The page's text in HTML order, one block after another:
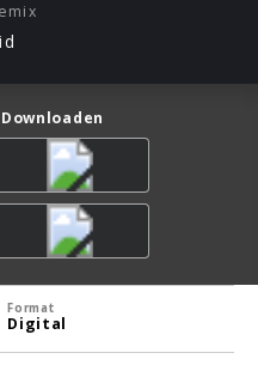
Format
Digital